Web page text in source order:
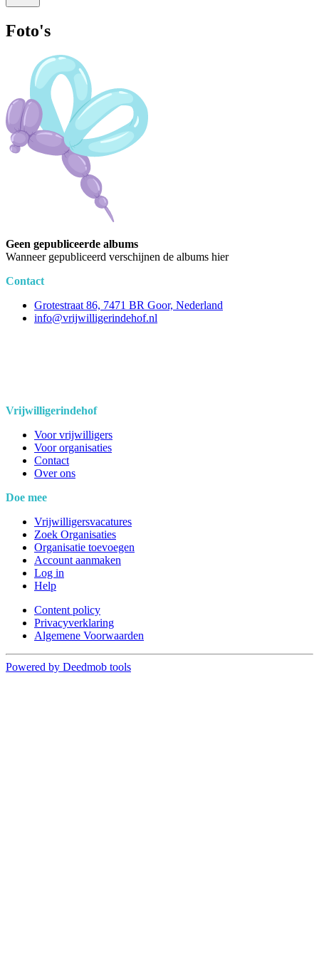
Foto's
Geen gepubliceerde albums
Wanneer gepubliceerd verschijnen de albums hier
Contact
Grotestraat 86, 7471 BR Goor, Nederland
info@vrijwilligerindehof.nl
Vrijwilligerindehof
Voor vrijwilligers
Voor organisaties
Contact
Over ons
Doe mee
Vrijwilligersvacatures
Zoek Organisaties
Organisatie toevoegen
Account aanmaken
Log in
Help
Content policy
Privacyverklaring
Algemene Voorwaarden
Powered by Deedmob tools